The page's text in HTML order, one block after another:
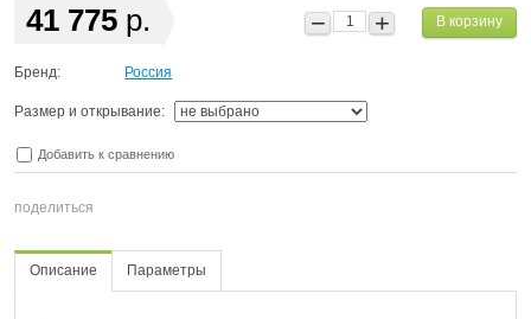
41 775 р. В корзину
Бренд: Россия
Размер и открывание:
Добавить к сравнению
поделиться
Описание Параметры